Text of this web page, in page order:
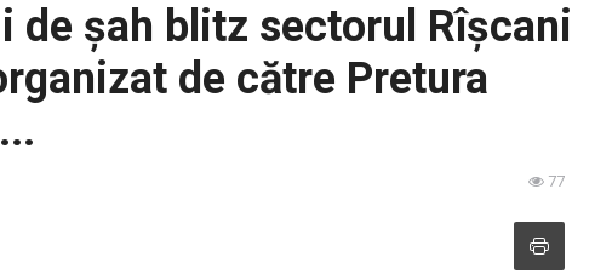
de șah blitz sectorul Rîșcani
de către Pretura
77